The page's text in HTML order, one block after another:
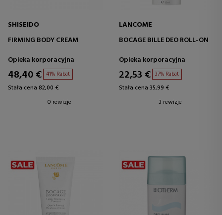
SHISEIDO
FIRMING BODY CREAM
Opieka korporacyjna
48,40 € 41% Rabat
Stała cena 82,00 €
0 rewizje
LANCOME
BOCAGE BILLE DEO ROLL-ON
Opieka korporacyjna
22,53 € 37% Rabat
Stała cena 35,99 €
3 rewizje